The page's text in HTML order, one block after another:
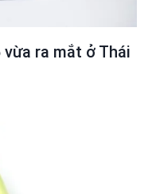
ra mắt ở Thái